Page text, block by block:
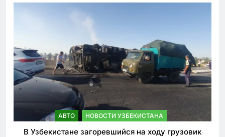
АВТО НОВОСТИ УЗБЕКИСТАНА
В Узбекистане загоревшийся на ходу грузовик